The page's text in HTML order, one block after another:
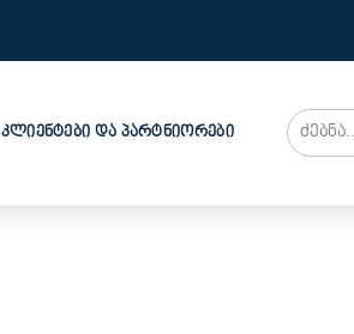
კლიენტები და პარტნიორები